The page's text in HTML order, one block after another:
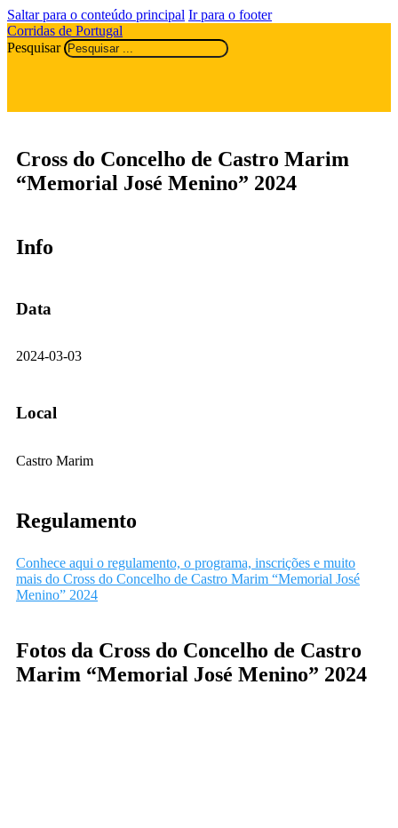
Saltar para o conteúdo principal Ir para o footer
Corridas de Portugal
Pesquisar
Cross do Concelho de Castro Marim
“Memorial José Menino” 2024
Info
Data
2024-03-03
Local
Castro Marim
Regulamento
Conhece aqui o regulamento, o programa, inscrições e muito
mais do Cross do Concelho de Castro Marim “Memorial José
Menino” 2024
Fotos da Cross do Concelho de Castro
Marim “Memorial José Menino” 2024